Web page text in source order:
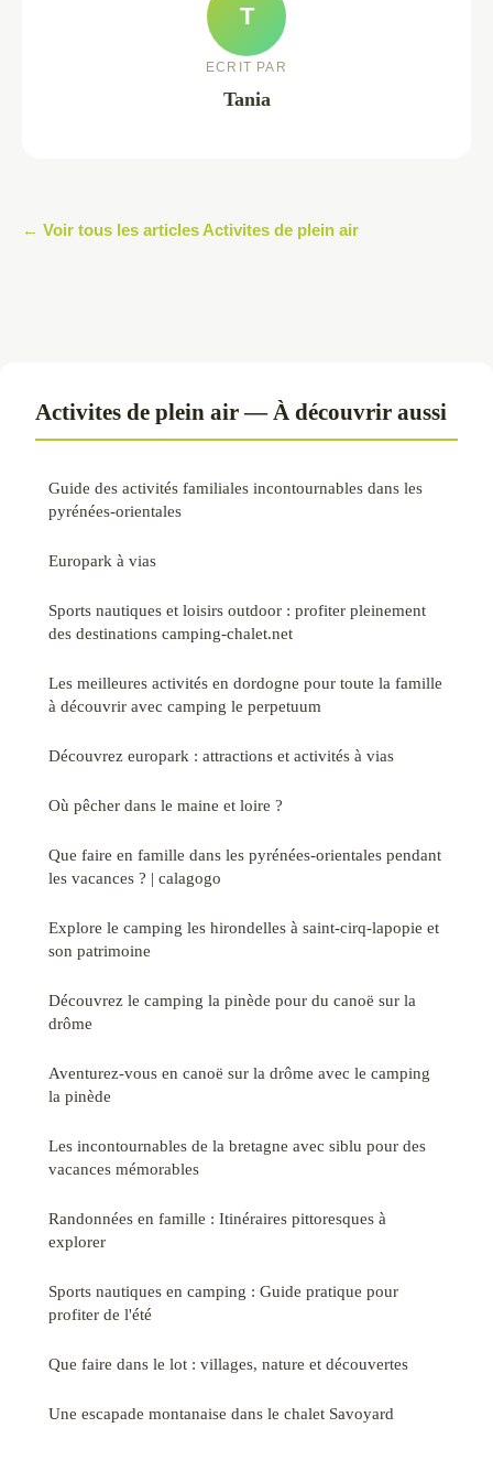
T
ECRIT PAR
Tania
← Voir tous les articles Activites de plein air
Activites de plein air — À découvrir aussi
Guide des activités familiales incontournables dans les
pyrénées-orientales
Europark à vias
Sports nautiques et loisirs outdoor : profiter pleinement
des destinations camping-chalet.net
Les meilleures activités en dordogne pour toute la famille
à découvrir avec camping le perpetuum
Découvrez europark : attractions et activités à vias
Où pêcher dans le maine et loire ?
Que faire en famille dans les pyrénées-orientales pendant
les vacances ? | calagogo
Explore le camping les hirondelles à saint-cirq-lapopie et
son patrimoine
Découvrez le camping la pinède pour du canoë sur la
drôme
Aventurez-vous en canoë sur la drôme avec le camping
la pinède
Les incontournables de la bretagne avec siblu pour des
vacances mémorables
Randonnées en famille : Itinéraires pittoresques à
explorer
Sports nautiques en camping : Guide pratique pour
profiter de l'été
Que faire dans le lot : villages, nature et découvertes
Une escapade montanaise dans le chalet Savoyard